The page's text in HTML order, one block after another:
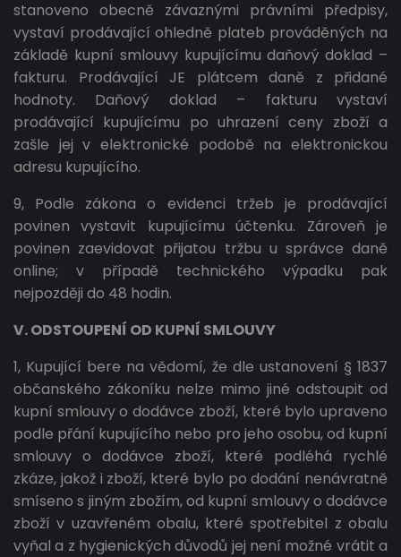
stanoveno obecně závaznými právními předpisy,
vystaví prodávající ohledně plateb prováděných na
základě kupní smlouvy kupujícímu daňový doklad –
fakturu. Prodávající JE plátcem daně z přidané
hodnoty. Daňový doklad – fakturu vystaví
prodávající kupujícímu po uhrazení ceny zboží a
zašle jej v elektronické podobě na elektronickou
adresu kupujícího.
9, Podle zákona o evidenci tržeb je prodávající
povinen vystavit kupujícímu účtenku. Zároveň je
povinen zaevidovat přijatou tržbu u správce daně
online; v případě technického výpadku pak
nejpozději do 48 hodin.
V. ODSTOUPENÍ OD KUPNÍ SMLOUVY
1, Kupující bere na vědomí, že dle ustanovení § 1837
občanského zákoníku nelze mimo jiné odstoupit od
kupní smlouvy o dodávce zboží, které bylo upraveno
podle přání kupujícího nebo pro jeho osobu, od kupní
smlouvy o dodávce zboží, které podléhá rychlé
zkáze, jakož i zboží, které bylo po dodání nenávratně
smíseno s jiným zbožím, od kupní smlouvy o dodávce
zboží v uzavřeném obalu, které spotřebitel z obalu
vyňal a z hygienických důvodů jej není možné vrátit a